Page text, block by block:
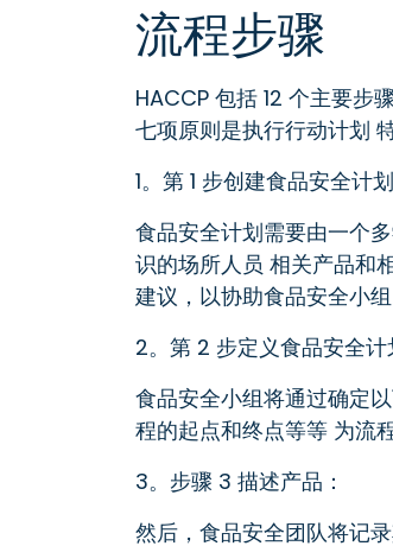
流程步骤
HACCP 包括 12 个主要步
七项原则是执行行动计划
1。第 1 步创建食品安全计
食品安全计划需要由一个
识的场所人员 相关产品和
建议，以协助食品安全小组
2。第 2 步定义食品安全计
食品安全小组将通过确定
程的起点和终点等等 为流
3。步骤 3 描述产品：
然后，食品安全团队将记